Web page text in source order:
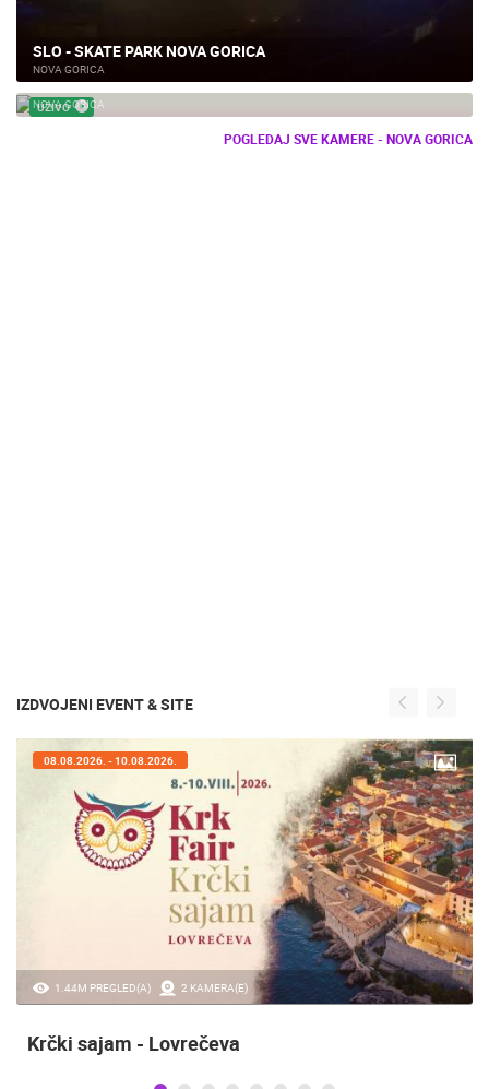
SLO - SKATE PARK NOVA GORICA
NOVA GORICA
UŽIVO
SLO - RIJEKA SOČA GRADILIŠTE BICIKLISTIČKOG MOSTA
NOVA GORICA
POGLEDAJ SVE KAMERE - NOVA GORICA
IZDVOJENI EVENT & SITE
20.97K PREGLED(A) 2 KAMERA(E)
07.08.2026. - 09.08.2026.
Sinjska alka